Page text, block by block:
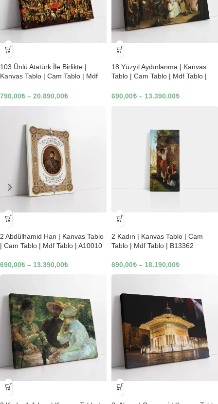
-23%
103 Ünlü Atatürk İle Birlikte |
Kanvas Tablo | Cam Tablo | Mdf
790,00₺ – 20.890,00₺
-23%
18 Yüzyıl Aydınlanma | Kanvas
Tablo | Cam Tablo | Mdf Tablo |
690,00₺ – 13.390,00₺
-23%
2 Abdülhamid Han | Kanvas Tablo
| Cam Tablo | Mdf Tablo | A10010
690,00₺ – 13.390,00₺
-23%
2 Kadın | Kanvas Tablo | Cam
Tablo | Mdf Tablo | B13362
690,00₺ – 18.190,00₺
-23% -23%